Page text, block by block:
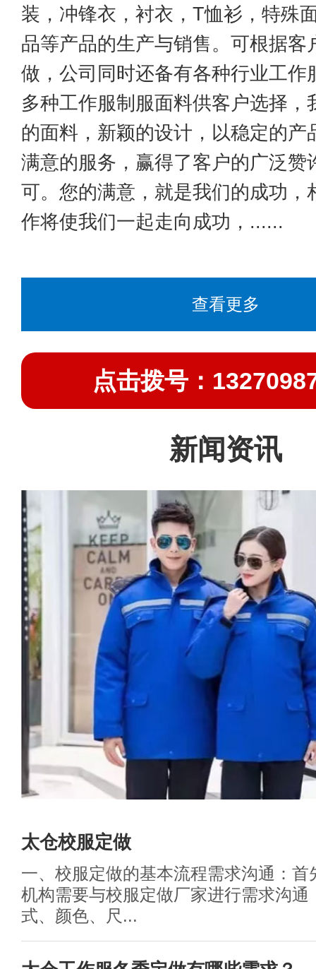
装，冲锋衣，衬衣，T恤衫，特殊
品等产品的生产与销售。可根据客
做，公司同时还备有各种行业工作
多种工作服制服面料供客户选择，
的面料，新颖的设计，以稳定的产
满意的服务，赢得了客户的广泛赞
可。您的满意，就是我们的成功，
作将使我们一起走向成功，......
查看更多
点击拨号：
新闻资讯
太仓校服定做
一、校服定做的基本流程需求沟通：首
机构需要与校服定做厂家进行需求沟通
式、颜色、尺...